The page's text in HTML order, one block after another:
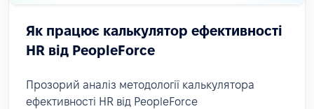
Як працює калькулятор ефективності
HR від PeopleForce
Прозорий аналіз методології калькулятора
ефективності HR від PeopleForce